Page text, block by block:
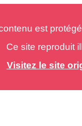
est
Ce site reproduit
Visitez le site